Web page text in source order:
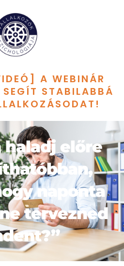
A WEBINÁR
SEGÍT STABILABBÁ
haladj előre
naponta
tervezned